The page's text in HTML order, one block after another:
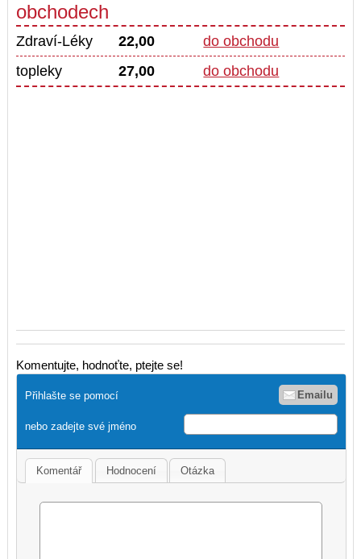
obchodech
Zdraví-Léky 22,00
do obchodu
topleky
27,00 do obchodu
Komentujte, hodnoťte, ptejte se!
Přihlašte se pomocí Emailu
nebo zadejte své jméno
Komentář Hodnocení Otázka